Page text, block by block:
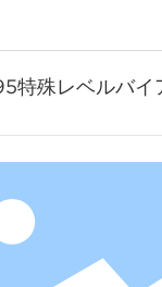
特殊レベルバイ